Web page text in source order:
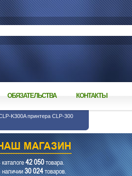
ОБЯЗАТЕЛЬСТВА КОНТАКТЫ
K300A принтера CLP-300
42 050товара.
наличии30 024товаров.